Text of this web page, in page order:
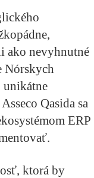
ako nevyhnutné
Nórskych
unikátne
Qasida sa
ERP
ktorá by